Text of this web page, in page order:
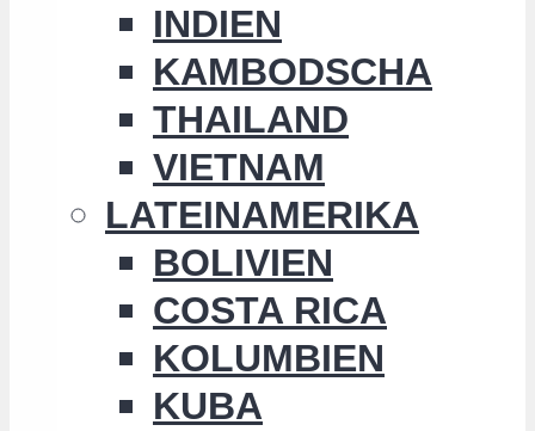
INDIEN
KAMBODSCHA
THAILAND
VIETNAM
LATEINAMERIKA
BOLIVIEN
COSTA RICA
KOLUMBIEN
KUBA